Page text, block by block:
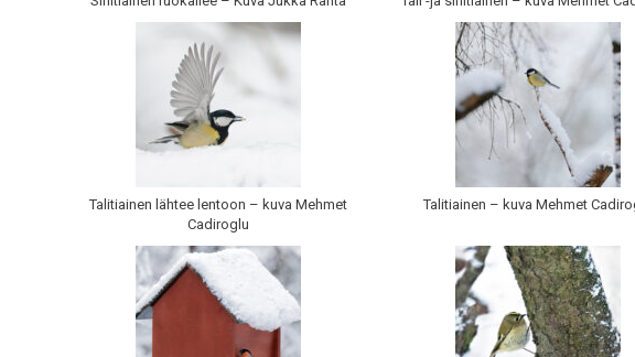
Talitiainen lähtee lentoon – kuva Mehmet
Cadiroglu
Talitiainen – kuva Mehmet